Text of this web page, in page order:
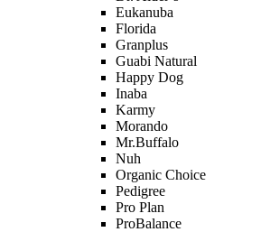
Eukanuba
Florida
Granplus
Guabi Natural
Happy Dog
Inaba
Karmy
Morando
Mr.Buffalo
Nuh
Organic Сhoice
Pedigree
Pro Plan
ProBalance